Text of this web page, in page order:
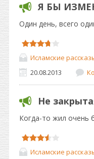
Я БЫ
Один день, всего
Исламские
20.08.2013
Не
Когда-то жил очень
Исламские